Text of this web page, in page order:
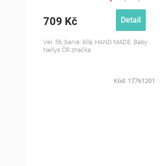
709 Kč Detail
Vel. 56, barva: bílá, HAND MADE. Baby
Nellys ČR značka
Kód: 17761201